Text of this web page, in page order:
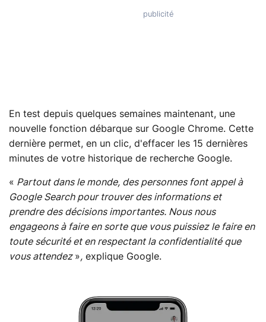
En test depuis quelques semaines maintenant, une
nouvelle fonction débarque sur Google Chrome. Cette
dernière permet, en un clic, d'effacer les 15 dernières
minutes de votre historique de recherche Google.
« Partout dans le monde, des personnes font appel à
Google Search pour trouver des informations et
prendre des décisions importantes. Nous nous
engageons à faire en sorte que vous puissiez le faire en
toute sécurité et en respectant la confidentialité que
vous attendez », explique Google.